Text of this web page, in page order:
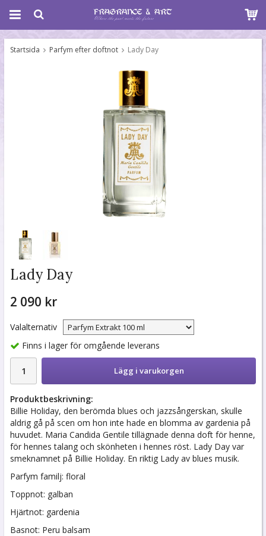
Startsida Parfym efter doftnot Lady Day
Lady Day
2 090 kr
Valalternativ
Finns i lager för omgående leverans
Lägg i varukorgen
Produktbeskrivning:
Billie Holiday, den berömda blues och jazzsångerskan, skulle
aldrig gå på scen om hon inte hade en blomma av gardenia på
huvudet. Maria Candida Gentile tillägnade denna doft för henne,
för hennes talang och skönheten i hennes röst. Lady Day var
smeknamnet på Billie Holiday. En riktig Lady av blues musik.
Parfym familj: floral
Toppnot: galban
Hjärtnot: gardenia
Basnot: Peru balsam